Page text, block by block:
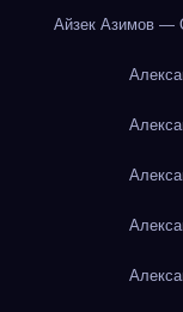
Айзек Азимов —